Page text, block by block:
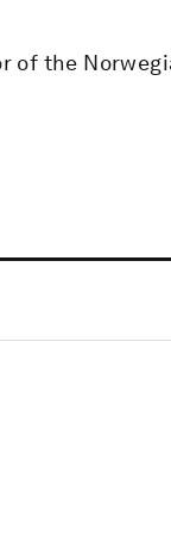
of the